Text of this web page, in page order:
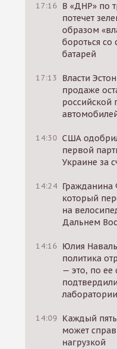
17:16 В «ДНР» по
потечет
образом
бороться
батарей
17:13
Власти
продаже
российской
14:30 США
первой
Украине за
14:24
который
на
Дальнем
14:16 Юлия
политика
— это, по ее
лаборатории
14:09 Каждый
может
нагрузкой